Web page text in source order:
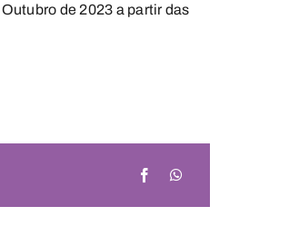
de 2023 a partir das